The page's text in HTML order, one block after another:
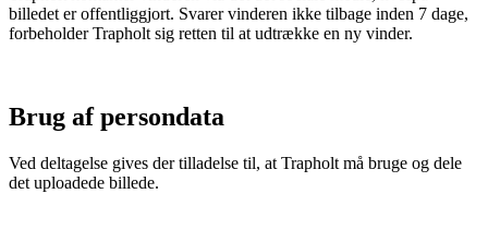
billedet er offentliggjort. Svarer vinderen ikke tilbage inden 7 dage,
forbeholder Trapholt sig retten til at udtrække en ny vinder.
Brug af persondata
Ved deltagelse gives der tilladelse til, at Trapholt må bruge og dele
det uploadede billede.